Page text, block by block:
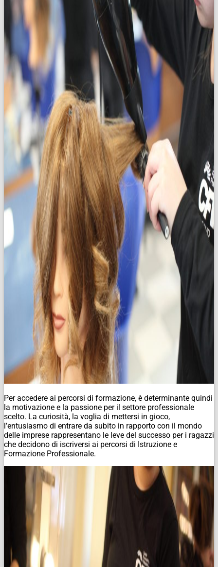
Per accedere ai percorsi di formazione, è determinante quindi
la motivazione e la passione per il settore professionale
scelto. La curiosità, la voglia di mettersi in gioco,
l’entusiasmo di entrare da subito in rapporto con il mondo
delle imprese rappresentano le leve del successo per i ragazzi
che decidono di iscriversi ai percorsi di Istruzione e
Formazione Professionale.